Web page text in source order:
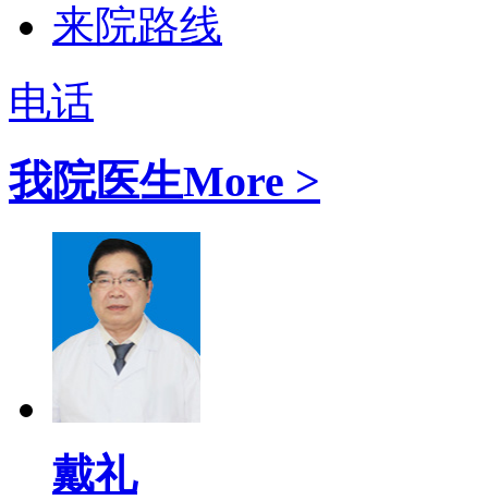
来院路线
电话
我院医生More >
戴礼